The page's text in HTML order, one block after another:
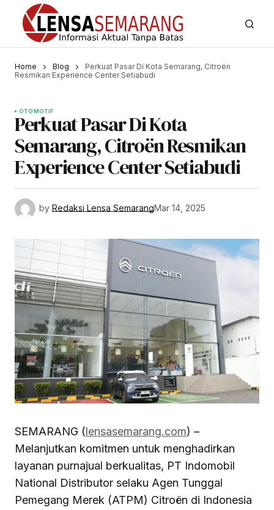
Home Blog
Perkuat Pasar Di Kota Semarang, Citroën
Resmikan Experience Center Setiabudi
OTOMOTIF
Perkuat Pasar Di Kota
Semarang, Citroën Resmikan
Experience Center Setiabudi
by Redaksi Lensa SemarangMar 14, 2025
SEMARANG (lensasemarang.com) –
Melanjutkan komitmen untuk menghadirkan
layanan purnajual berkualitas, PT Indomobil
National Distributor selaku Agen Tunggal
Pemegang Merek (ATPM) Citroën di Indonesia